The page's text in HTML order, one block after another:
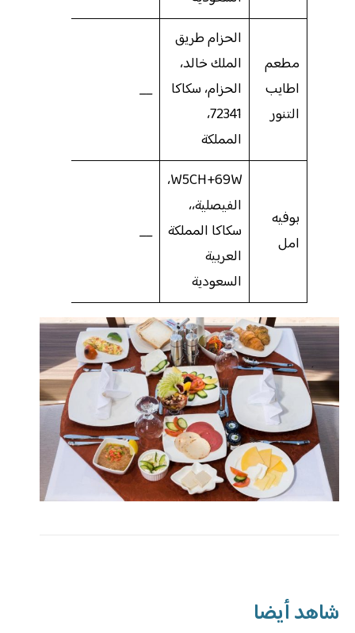
مطعم
اطايب
التنور
الحزام طريق
الملك خالد،
الحزام، سكاكا
72341،
المملكة
__
بوفيه
امل
W5CH+69W،
الفيصلية،،
سكاكا المملكة
العربية
السعودية
__
شاهد أيضا